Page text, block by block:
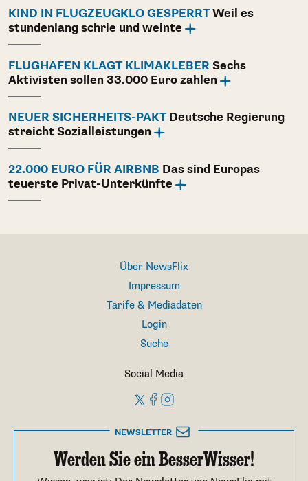
KIND IN FLUGZEUGKLO GESPERRTWeil es
stundenlang schrie und weinte
FLUGHAFEN KLAGT KLIMAKLEBER Sechs
Aktivisten sollen 33.000 Euro zahlen
NEUER SICHERHEITS-PAKTDeutsche Regierung
streicht Sozialleistungen
22.000 EURO FÜR AIRBNB Das sind Europas
teuerste Privat-Unterkünfte
Über NewsFlix
Impressum
Tarife & Mediadaten
Login
Suche
Social Media
NEWSLETTER
Werden Sie ein BesserWisser!